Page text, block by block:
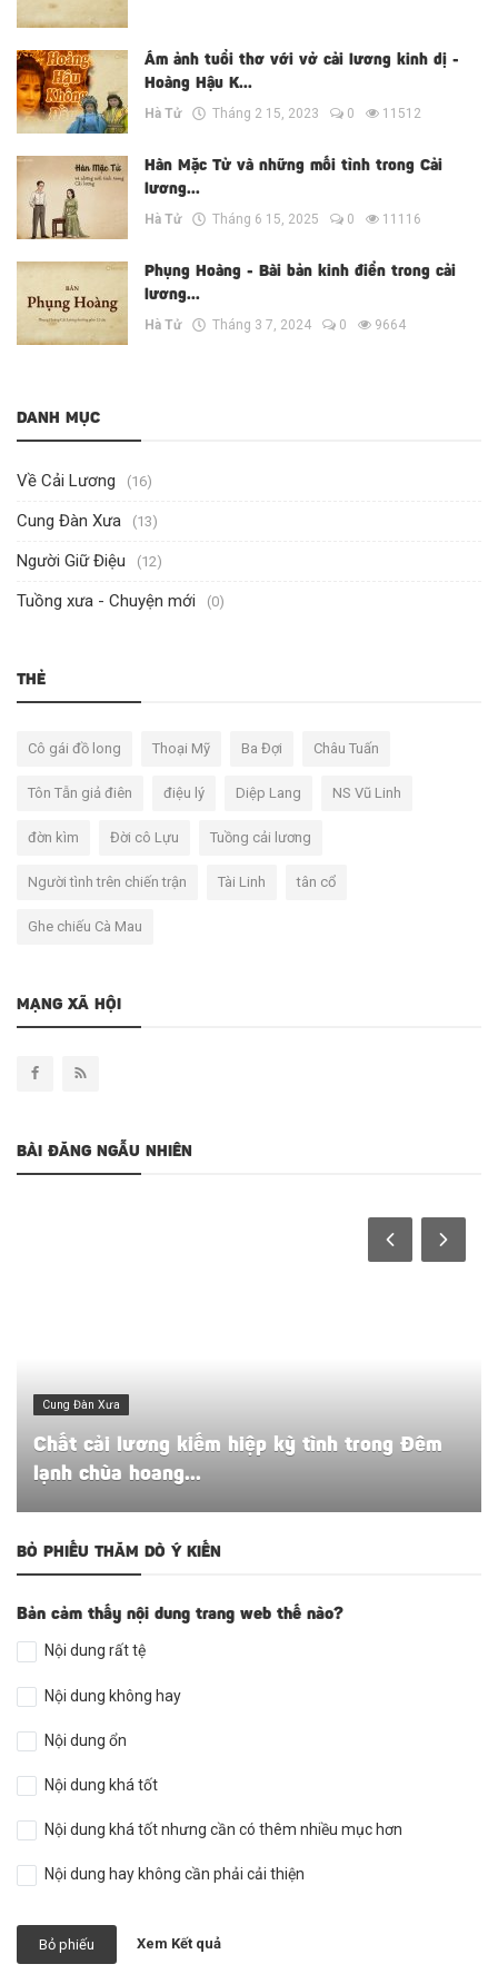
Ám ảnh tuổi thơ với vở cải lương kinh dị -
Hoàng Hậu K...
Hà Tử
Tháng 2 15, 2023 0 11512
Hàn Mặc Tử và những mối tình trong Cải
lương...
Hà Tử
Tháng 6 15, 2025 0 11116
Phụng Hoàng - Bài bản kinh điển trong cải
lương...
Hà Tử
Tháng 3 7, 2024 0 9664
DANH MỤC
Về Cải Lương (16)
Cung Đàn Xưa (13)
Người Giữ Điệu (12)
Tuồng xưa - Chuyện mới (0)
THẺ
Cô gái đồ long Thoại Mỹ Ba Đợi Châu Tuấn
Tôn Tẫn giả điên điệu lý Diệp Lang NS Vũ Linh
đờn kìm Đời cô Lựu Tuồng cải lương
Người tình trên chiến trận Tài Linh tân cổ
Ghe chiếu Cà Mau
MẠNG XÃ HỘI
BÀI ĐĂNG NGẪU NHIÊN
Cung Đàn Xưa
Chất cải lương kiếm hiệp kỳ tình trong Đêm
lạnh chùa hoang...
BỎ PHIẾU THĂM DÒ Ý KIẾN
Bản cảm thấy nội dung trang web thế nào?
Nội dung rất tệ
Nội dung không hay
Nội dung ổn
Nội dung khá tốt
Nội dung khá tốt nhưng cần có thêm nhiều mục hơn
Nội dung hay không cần phải cải thiện
Bỏ phiếu Xem Kết quả